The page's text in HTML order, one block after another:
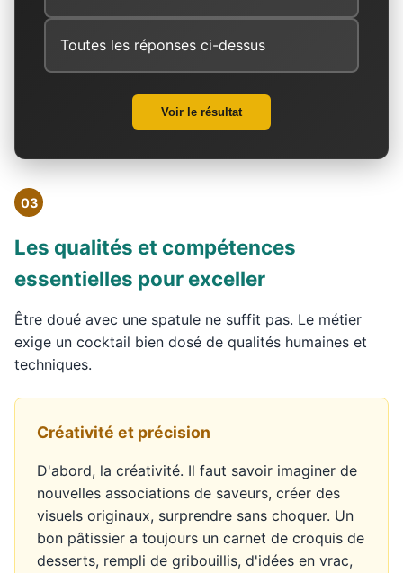
Toutes les réponses ci-dessus
Voir le résultat
03
Les qualités et compétences
essentielles pour exceller
Être doué avec une spatule ne suffit pas. Le métier
exige un cocktail bien dosé de qualités humaines et
techniques.
Créativité et précision
D'abord, la créativité. Il faut savoir imaginer de
nouvelles associations de saveurs, créer des
visuels originaux, surprendre sans choquer. Un
bon pâtissier a toujours un carnet de croquis de
desserts, rempli de gribouillis, d'idées en vrac,